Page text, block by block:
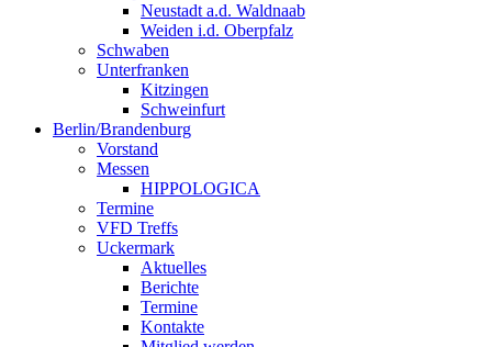
Neustadt a.d. Waldnaab
Weiden i.d. Oberpfalz
Schwaben
Unterfranken
Kitzingen
Schweinfurt
Berlin/Brandenburg
Vorstand
Messen
HIPPOLOGICA
Termine
VFD Treffs
Uckermark
Aktuelles
Berichte
Termine
Kontakte